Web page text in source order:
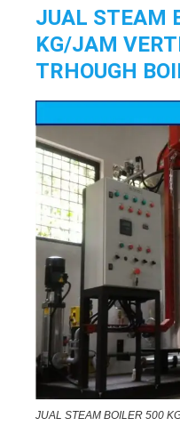
JUAL STEAM
KG/JAM
TRHOUGH
JUAL STEAM BOILER 500